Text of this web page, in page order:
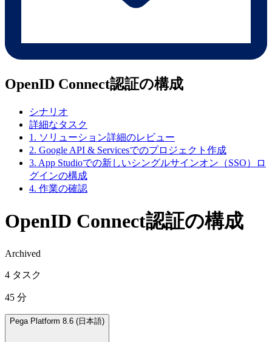
OpenID Connect認証の構成
シナリオ
詳細なタスク
1. ソリューション詳細のレビュー
2. Google API & Servicesでのプロジェクト作成
3. App Studioでの新しいシングルサインオン（SSO）ロ
グインの構成
4. 作業の確認
OpenID Connect認証の構成
Archived
4 タスク
45 分
Pega Platform 8.6 (日本語)